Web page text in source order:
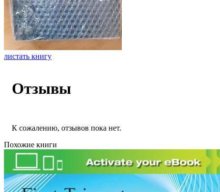
листать книгу
Отзывы
К сожалению, отзывов пока нет.
Похожие книги